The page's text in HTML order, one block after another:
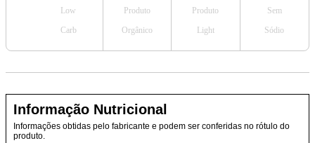
Low
Carb
Produto
Orgânico
Produto
Light
Sem
Sódio
Informação Nutricional
Informações obtidas pelo fabricante e podem ser conferidas no rótulo do
produto.